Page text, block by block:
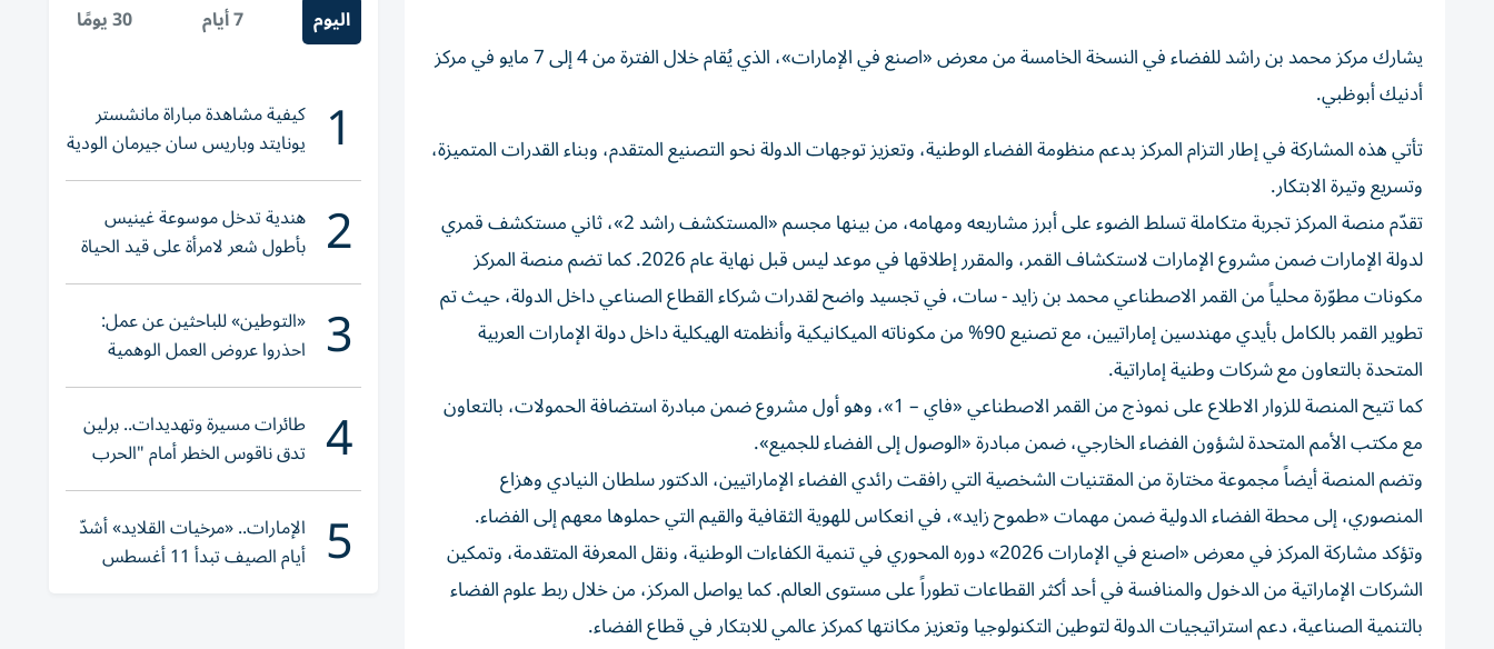
يشارك مركز محمد بن راشد للفضاء في النسخة الخامسة من معرض «اصنع في الإمارات»، الذي يُقام خلال الفترة من 4 إلى 7 مايو في مركز
أدنيك أبوظبي.
تأتي هذه المشاركة في إطار التزام المركز بدعم منظومة الفضاء الوطنية، وتعزيز توجهات الدولة نحو التصنيع المتقدم، وبناء القدرات المتميزة،
وتسريع وتيرة الابتكار.
تقدّم منصة المركز تجربة متكاملة تسلط الضوء على أبرز مشاريعه ومهامه، من بينها مجسم «المستكشف راشد 2»، ثاني مستكشف قمري
لدولة الإمارات ضمن مشروع الإمارات لاستكشاف القمر، والمقرر إطلاقها في موعد ليس قبل نهاية عام 2026. كما تضم منصة المركز
مكونات مطوّرة محلياً من القمر الاصطناعي محمد بن زايد - سات، في تجسيد واضح لقدرات شركاء القطاع الصناعي داخل الدولة، حيث تم
تطوير القمر بالكامل بأيدي مهندسين إماراتيين، مع تصنيع 90% من مكوناته الميكانيكية وأنظمته الهيكلية داخل دولة الإمارات العربية
المتحدة بالتعاون مع شركات وطنية إماراتية.
كما تتيح المنصة للزوار الاطلاع على نموذج من القمر الاصطناعي «فاي – 1»، وهو أول مشروع ضمن مبادرة استضافة الحمولات، بالتعاون
مع مكتب الأمم المتحدة لشؤون الفضاء الخارجي، ضمن مبادرة «الوصول إلى الفضاء للجميع».
وتضم المنصة أيضاً مجموعة مختارة من المقتنيات الشخصية التي رافقت رائدي الفضاء الإماراتيين، الدكتور سلطان النيادي وهزاع
المنصوري، إلى محطة الفضاء الدولية ضمن مهمات «طموح زايد»، في انعكاس للهوية الثقافية والقيم التي حملوها معهم إلى الفضاء.
وتؤكد مشاركة المركز في معرض «اصنع في الإمارات 2026» دوره المحوري في تنمية الكفاءات الوطنية، ونقل المعرفة المتقدمة، وتمكين
الشركات الإماراتية من الدخول والمنافسة في أحد أكثر القطاعات تطوراً على مستوى العالم. كما يواصل المركز، من خلال ربط علوم الفضاء
بالتنمية الصناعية، دعم استراتيجيات الدولة لتوطين التكنولوجيا وتعزيز مكانتها كمركز عالمي للابتكار في قطاع الفضاء.
اليوم 7 أيام 30 يومًا
1 كيفية مشاهدة مباراة مانشستر
يونايتد وباريس سان جيرمان الودية
والقنوات الناقلة
2 هندية تدخل موسوعة غينيس
بأطول شعر لامرأة على قيد الحياة
3 «التوطين» للباحثين عن عمل:
احذروا عروض العمل الوهمية
وتحققوا عبر «الباركود»
4 طائرات مسيرة وتهديدات.. برلين
تدق ناقوس الخطر أمام "الحرب
الهجينة"
5 الإمارات.. «مرخيات القلايد» أشدّ
أيام الصيف تبدأ 11 أغسطس